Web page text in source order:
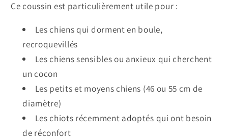
Ce coussin est particulièrement utile pour :
Les chiens qui dorment en boule,
recroquevillés
Les chiens sensibles ou anxieux qui cherchent
un cocon
Les petits et moyens chiens (46 ou 55 cm de
diamètre)
Les chiots récemment adoptés qui ont besoin
de réconfort